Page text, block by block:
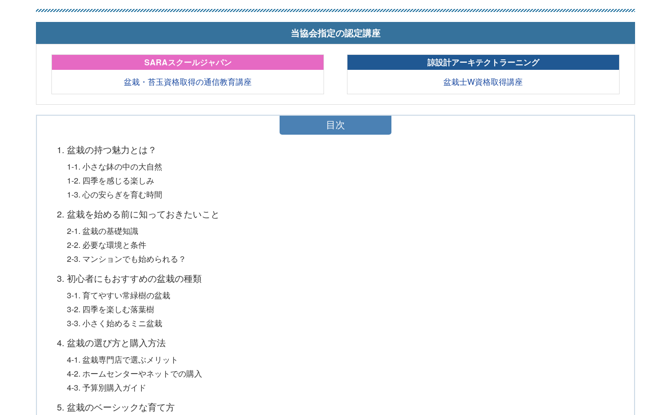
当協会指定の認定講座
SARAスクールジャパン
盆栽・苔玉資格取得の通信教育講座
諒設計アーキテクトラーニング
盆栽士W資格取得講座
目次
1. 盆栽の持つ魅力とは？
1-1. 小さな鉢の中の大自然
1-2. 四季を感じる楽しみ
1-3. 心の安らぎを育む時間
2. 盆栽を始める前に知っておきたいこと
2-1. 盆栽の基礎知識
2-2. 必要な環境と条件
2-3. マンションでも始められる？
3. 初心者にもおすすめの盆栽の種類
3-1. 育てやすい常緑樹の盆栽
3-2. 四季を楽しむ落葉樹
3-3. 小さく始めるミニ盆栽
4. 盆栽の選び方と購入方法
4-1. 盆栽専門店で選ぶメリット
4-2. ホームセンターやネットでの購入
4-3. 予算別購入ガイド
5. 盆栽のベーシックな育て方